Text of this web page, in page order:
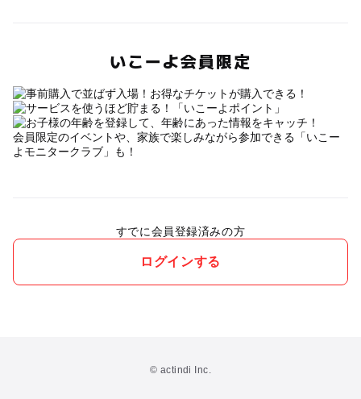
いこーよ会員限定
会員限定のイベントや、家族で楽しみながら参加できる「いこー
よモニタークラブ」も！
すでに会員登録済みの方
ログインする
© actindi Inc.